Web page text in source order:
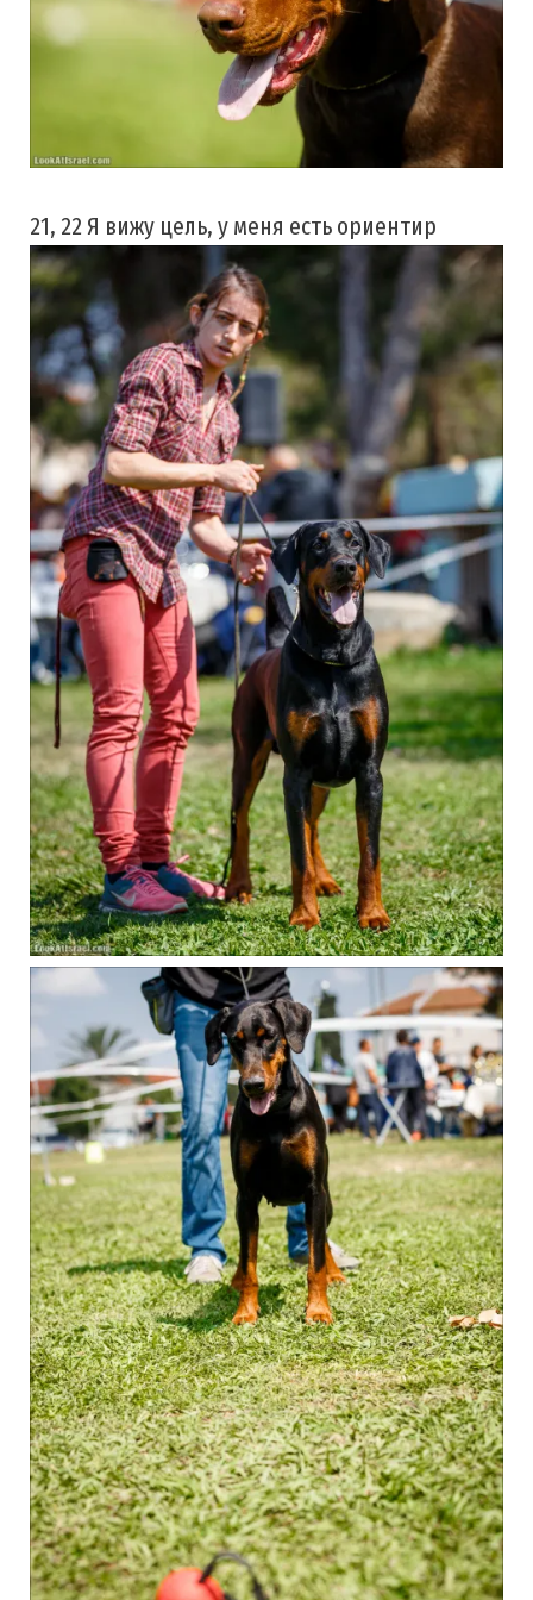
21, 22 Я вижу цель, у меня есть ориентир